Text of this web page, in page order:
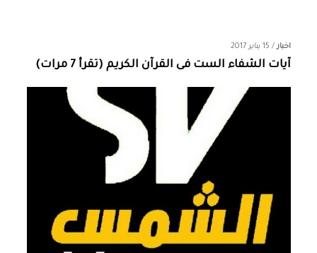
اخبار/ 15 يناير 2017
آيات الشفاء الست فى القرآن الكريم (تقرأ 7 مرات)